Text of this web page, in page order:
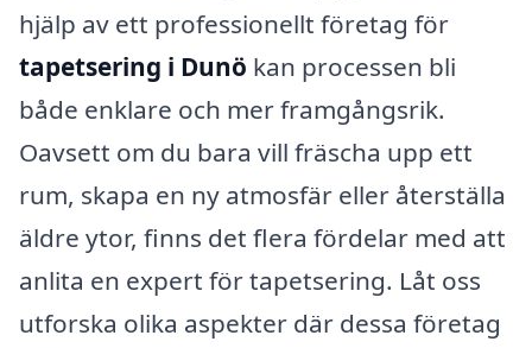
hjälp av ett professionellt företag för
tapetsering i Dunö kan processen bli
både enklare och mer framgångsrik.
Oavsett om du bara vill fräscha upp ett
rum, skapa en ny atmosfär eller återställa
äldre ytor, finns det flera fördelar med att
anlita en expert för tapetsering. Låt oss
utforska olika aspekter där dessa företag